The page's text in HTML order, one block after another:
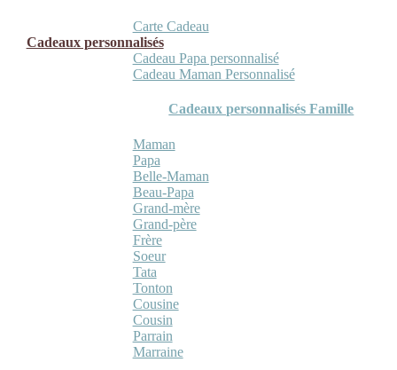
Carte Cadeau
Cadeaux personnalisés
Cadeau Papa personnalisé
Cadeau Maman Personnalisé
Cadeaux personnalisés Famille
Maman
Papa
Belle-Maman
Beau-Papa
Grand-mère
Grand-père
Frère
Soeur
Tata
Tonton
Cousine
Cousin
Parrain
Marraine